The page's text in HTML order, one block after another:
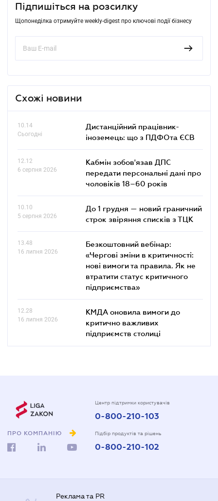
Підпишіться на розсилку
Щопонеділка отримуйте weekly-digest про ключові події бізнесу
Схожі новини
10.14
Сьогодні
Дистанційний працівник-
іноземець: що з ПДФОта ЄСВ
12.12
6 серпня 2026
Кабмін зобов'язав ДПС
передати персональні дані про
чоловіків 18–60 років
10.10
5 серпня 2026
До 1 грудня — новий граничний
строк звіряння списків з ТЦК
13.48
16 липня 2026
Безкоштовний вебінар:
«Чергові зміни в критичності:
нові вимоги та правила. Як не
втратити статус критичного
підприємства»
12.28
16 липня 2026
КМДА оновила вимоги до
критично важливих
підприємств столиці
ПРО КОМПАНІЮ
Центр підтримки користувачів
0-800-210-103
Підбір продуктів та рішень
0-800-210-102
Реклама та PR